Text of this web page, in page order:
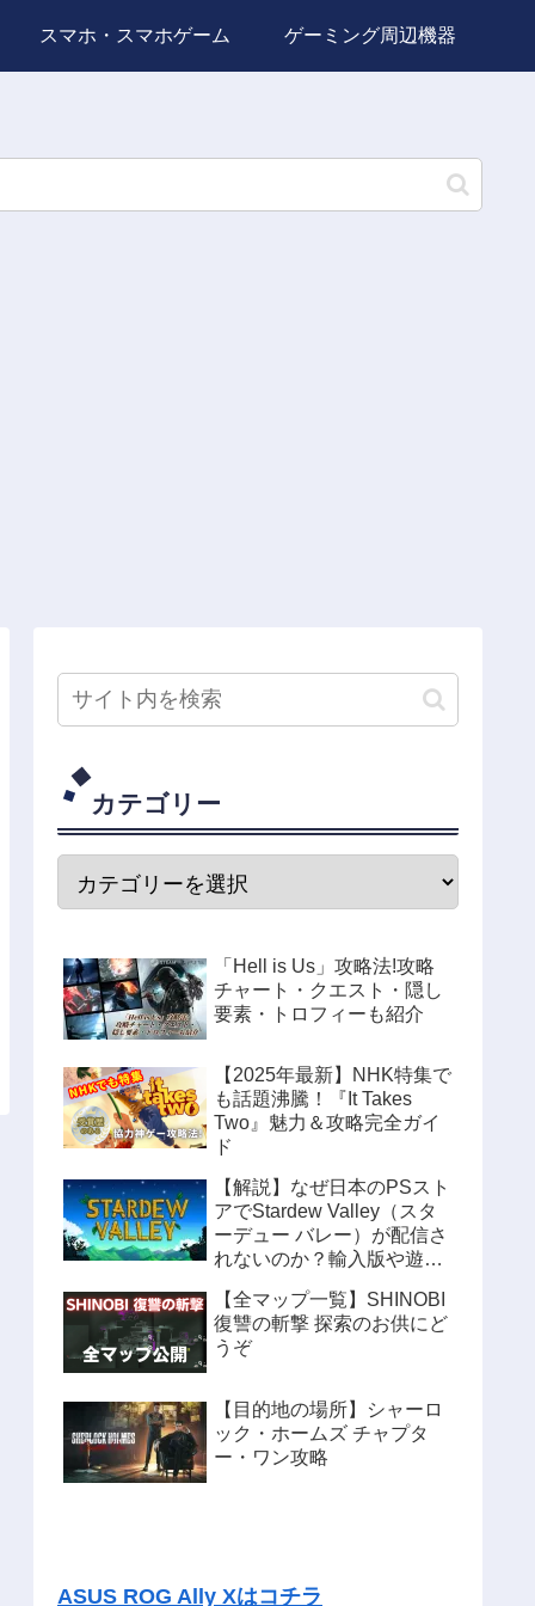
スマホ・スマホゲーム ゲーミング周辺機器
カテゴリー
「Hell is Us」攻略法!攻略
チャート・クエスト・隠し
要素・トロフィーも紹介
【2025年最新】NHK特集で
も話題沸騰！『It Takes
Two』魅力＆攻略完全ガイ
ド
【解説】なぜ日本のPSスト
アでStardew Valley（スタ
ーデュー バレー）が配信さ
れないのか？輸入版や遊ぶ
【全マップ一覧】SHINOBI
復讐の斬撃 探索のお供にど
うぞ
【目的地の場所】シャーロ
ック・ホームズ チャプタ
ー・ワン攻略
ASUS ROG Ally Xはコチラ